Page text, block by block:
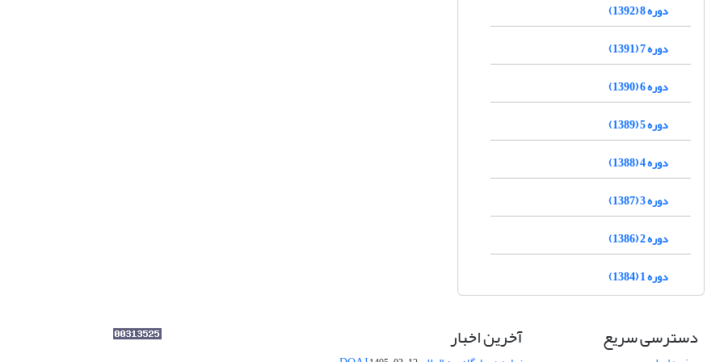
دوره 8 (1392)
دوره 7 (1391)
دوره 6 (1390)
دوره 5 (1389)
دوره 4 (1388)
دوره 3 (1387)
دوره 2 (1386)
دوره 1 (1384)
دسترسی سریع آخرین اخبار